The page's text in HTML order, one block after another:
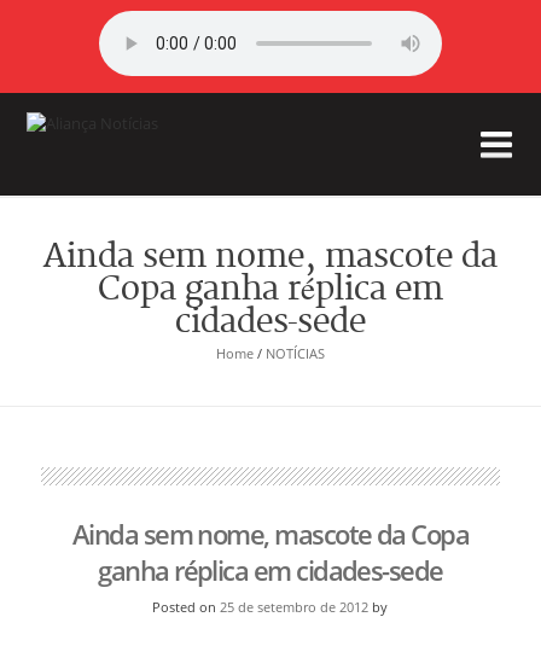
Ainda sem nome, mascote da
Copa ganha réplica em
cidades-sede
Home/ NOTÍCIAS
Ainda sem nome, mascote da Copa
ganha réplica em cidades-sede
Posted on 25 de setembro de 2012 by